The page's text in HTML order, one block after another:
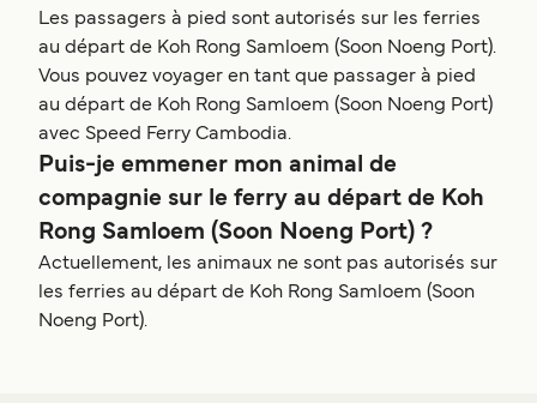
Les passagers à pied sont autorisés sur les ferries
au départ de Koh Rong Samloem (Soon Noeng Port).
Vous pouvez voyager en tant que passager à pied
au départ de Koh Rong Samloem (Soon Noeng Port)
avec Speed Ferry Cambodia.
Puis-je emmener mon animal de
compagnie sur le ferry au départ de Koh
Rong Samloem (Soon Noeng Port) ?
Actuellement, les animaux ne sont pas autorisés sur
les ferries au départ de Koh Rong Samloem (Soon
Noeng Port).